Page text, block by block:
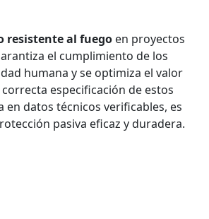
resistente al fuego en proyectos
el cumplimiento de los
humana y se optimiza el valor
especificación de estos
en datos técnicos verificables, es
pasiva eficaz y duradera.